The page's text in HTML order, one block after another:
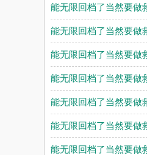
能无限回档了当然要做
能无限回档了当然要做
能无限回档了当然要做
能无限回档了当然要做
能无限回档了当然要做
能无限回档了当然要做
能无限回档了当然要做